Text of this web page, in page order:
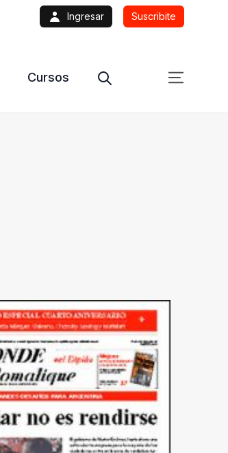
Ingresar Suscribite
Cursos